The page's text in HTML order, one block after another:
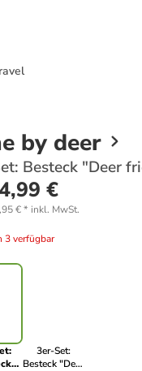
by deer
Besteck "Deer
€
€* inkl. MwSt.
3 verfügbar
3er-Set:
Besteck "Deer